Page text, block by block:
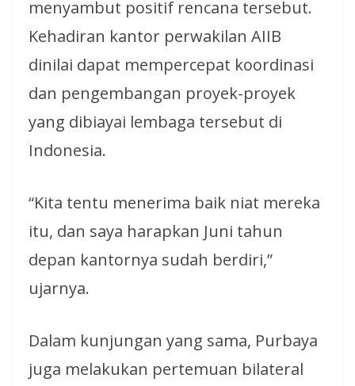
menyambut positif rencana tersebut.
Kehadiran kantor perwakilan AIIB
dinilai dapat mempercepat koordinasi
dan pengembangan proyek-proyek
yang dibiayai lembaga tersebut di
Indonesia.
“Kita tentu menerima baik niat mereka
itu, dan saya harapkan Juni tahun
depan kantornya sudah berdiri,”
ujarnya.
Dalam kunjungan yang sama, Purbaya
juga melakukan pertemuan bilateral